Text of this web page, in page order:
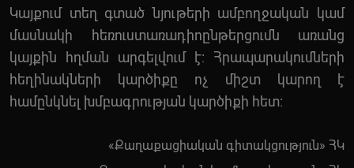
Կայքում տեղ գտած նյութերի ամբողջական կամ
մասնակի հեռուստառադիոընթերցումն առանց
կայքին հղման արգելվում է: Հրապարակումների
հեղինակների կարծիքը ոչ միշտ կարող է
համընկնել խմբագրության կարծիքի հետ:
«Քաղաքացիական գիտակցություն» ՀԿ